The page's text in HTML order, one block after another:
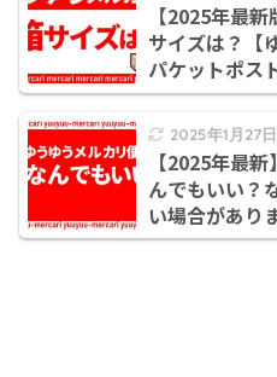
【2025年最
サイズは？【
パケットポス
ラス 箱サイ
2025年1月27日
【2025年最
んでもいい？
い場合があり
うゆうメルカ